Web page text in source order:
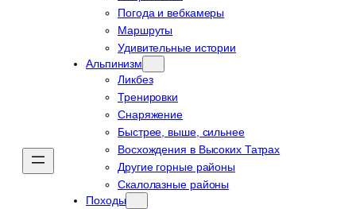
Погода и вебкамеры
Маршруты
Удивительные истории
Альпинизм
Ликбез
Тренировки
Снаряжение
Быстрее, выше, сильнее
Восхождения в Высоких Татрах
Другие горные районы
Скалолазные районы
Походы